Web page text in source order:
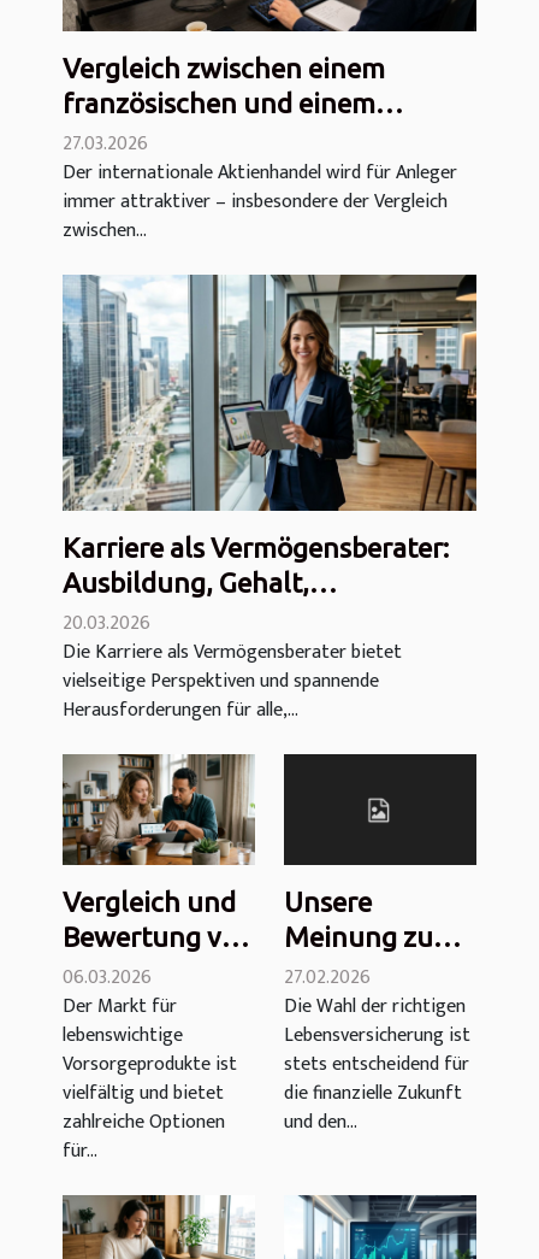
Vergleich zwischen einem
französischen und einem
deutschen Aktienhandelskonto:
Welches ist besser?
27.03.2026
Der internationale Aktienhandel wird für Anleger
immer attraktiver – insbesondere der Vergleich
zwischen...
Karriere als Vermögensberater:
Ausbildung, Gehalt,
Karrierechancen und
Berufsalltag
20.03.2026
Die Karriere als Vermögensberater bietet
vielseitige Perspektiven und spannende
Herausforderungen für alle,...
Vergleich und
Bewertung von
Essentiel Vie:
Kosten, Euro-
Fonds und
mehr
06.03.2026
Der Markt für
lebenswichtige
Vorsorgeprodukte ist
vielfältig und bietet
zahlreiche Optionen
für...
Unsere
Meinung zu
Altaprofits
Leben:
Gebühren,
Eurofonds,
Leistung und
27.02.2026
Die Wahl der richtigen
Lebensversicherung ist
stets entscheidend für
die finanzielle Zukunft
und den...